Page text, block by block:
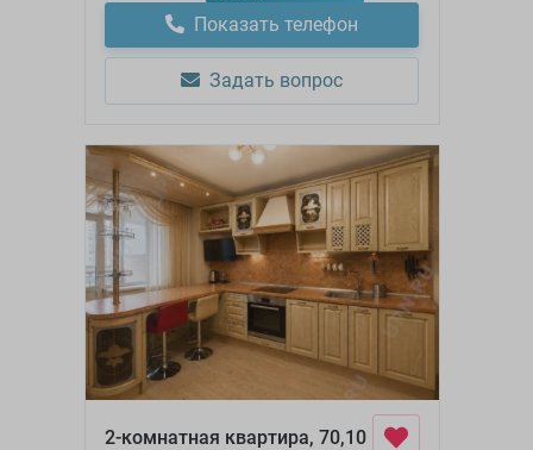
Показать телефон
Задать вопрос
2-комнатная квартира, 70,10